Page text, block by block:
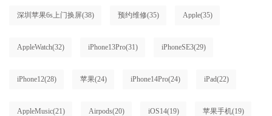
深圳苹果6s上门换屏(38) 预约维修(35) Apple(35)
AppleWatch(32) iPhone13Pro(31) iPhoneSE3(29)
iPhone12(28) 苹果(24) iPhone14Pro(24) iPad(22)
AppleMusic(21) Airpods(20) iOS14(19) 苹果手机(19)